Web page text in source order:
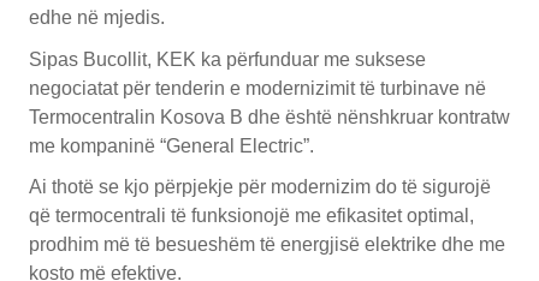
edhe në mjedis.
Sipas Bucollit, KEK ka përfunduar me suksese
negociatat për tenderin e modernizimit të turbinave në
Termocentralin Kosova B dhe është nënshkruar kontratw
me kompaninë “General Electric”.
Ai thotë se kjo përpjekje për modernizim do të sigurojë
që termocentrali të funksionojë me efikasitet optimal,
prodhim më të besueshëm të energjisë elektrike dhe me
kosto më efektive.